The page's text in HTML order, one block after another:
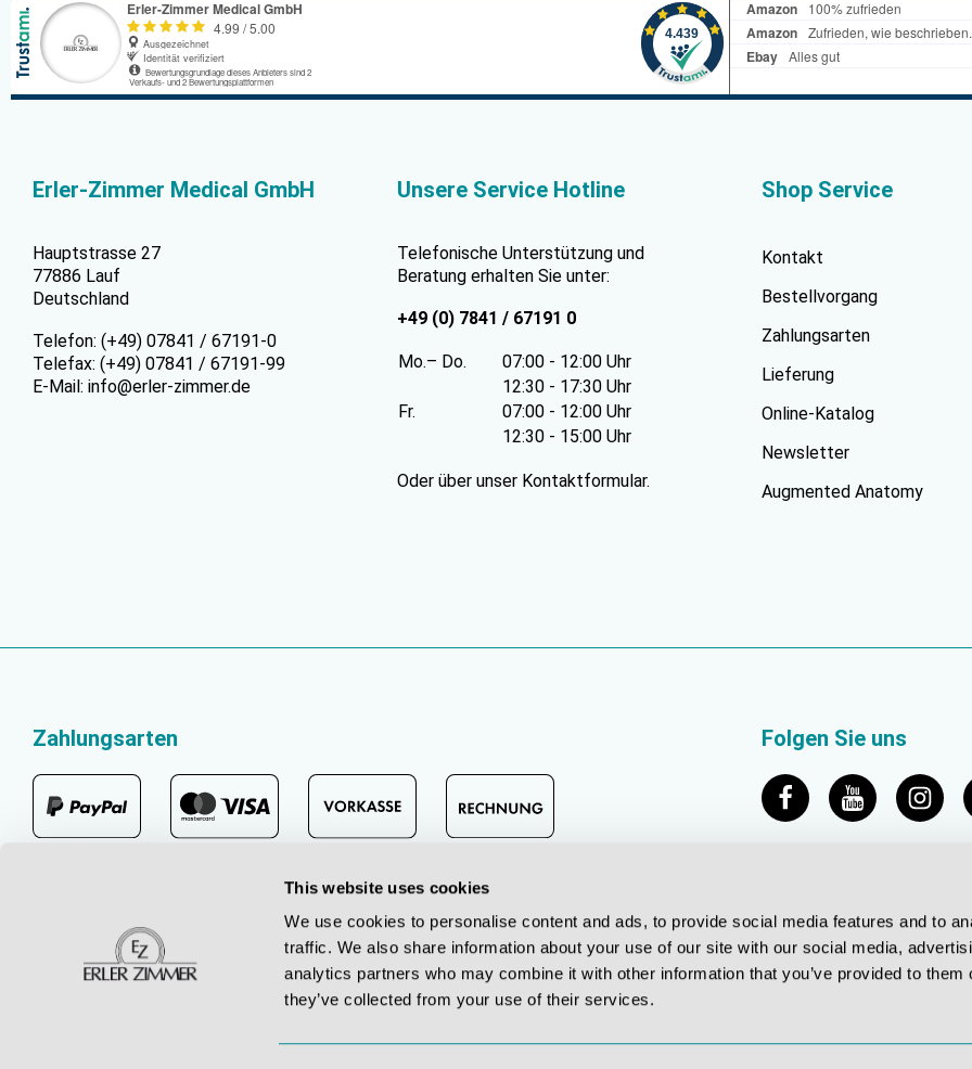
This website uses cookies
We use cookies to personalise content and ads, to provide social media features and to
traffic. We also share information about your use of our site with our social media,
analytics partners who may combine it with other information that you’ve provided to them
they’ve collected from your use of their services.
Erler-Zimmer Medical GmbH
Hauptstrasse 27
77886 Lauf
Deutschland
Telefon: (+49) 07841 / 67191-0
Telefax: (+49) 07841 / 67191-99
E-Mail: info@erler-zimmer.de
Unsere Service Hotline
Telefonische Unterstützung und
Beratung erhalten Sie unter:
+49 (0) 7841 / 67191 0
Mo.– Do.
07:00 - 12:00 Uhr
12:30 - 17:30 Uhr
Fr.
07:00 - 12:00 Uhr
12:30 - 15:00 Uhr
Oder über unser Kontaktformular.
Shop Service
Kontakt
Bestellvorgang
Zahlungsarten
Lieferung
Online-Katalog
Newsletter
Augmented Anatomy
Zahlungsarten Folgen Sie uns